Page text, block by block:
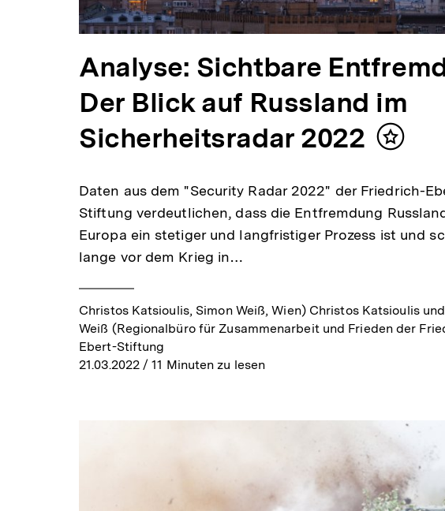
Analyse: Sichtbare
Der Blick auf Russland im
Sicherheitsradar 2022
Inhalt
Daten aus dem "Security Radar 2022" der Friedrich-
Stiftung verdeutlichen, dass die Entfremdung
Europa ein stetiger und langfristiger Prozess ist und
lange vor dem Krieg in…
Christos Katsioulis, Simon Weiß, Wien) Christos Katsioulis
Weiß (Regionalbüro für Zusammenarbeit und Frieden der
Ebert-Stiftung
21.03.2022 / 11 Minuten zu lesen